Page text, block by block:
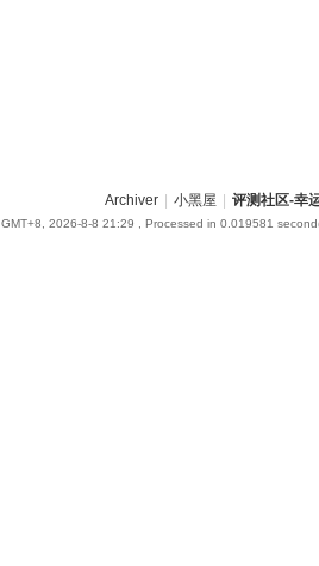
Archiver 小黑屋 评测社区-幸
GMT+8, 2026-8-8 21:29 , Processed in 0.019581